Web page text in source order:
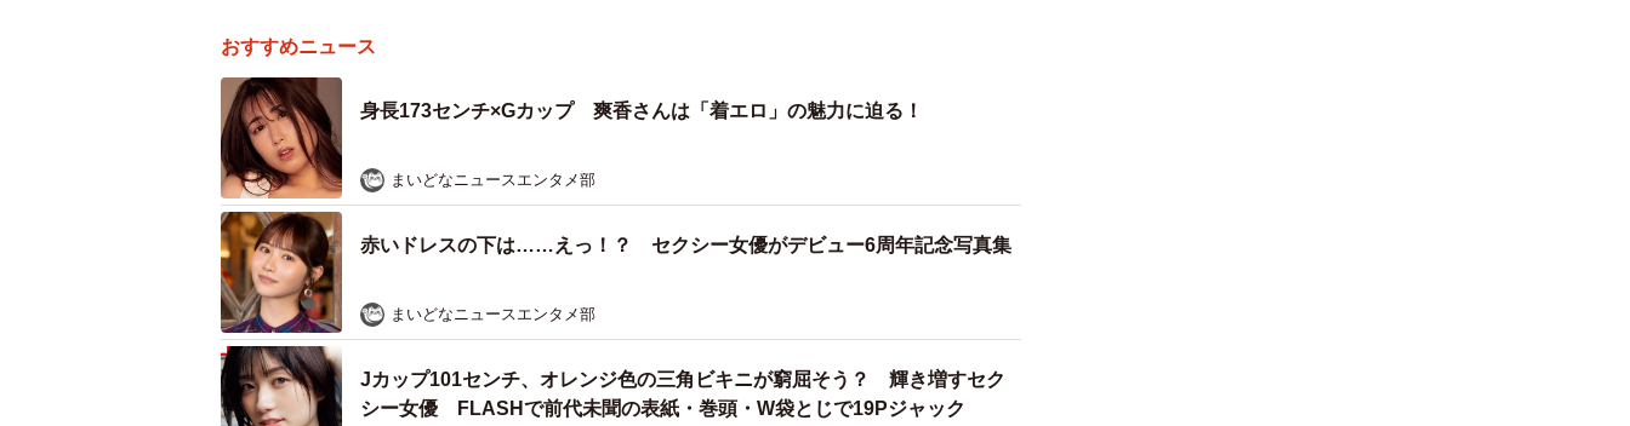
やすいからウハウハでしょう（笑）
ただし、法則性もなく、母数が増えれば埋もれやすくなるという大きなデメリットが。次の
流行りがすぐ来てしまえば空振りの可能性が一気に上がり、メーカーも売れると思って作品
を出した頃にはすっかり下火で……なんて悲しい事件も実際に起きます。
おすすめニュース
身長173センチ×Gカップ 爽香さんは「着エロ」の魅力に迫る！
まいどなニュースエンタメ部
赤いドレスの下は……えっ！？ セクシー女優がデビュー6周年記念写真集
まいどなニュースエンタメ部
Jカップ101センチ、オレンジ色の三角ビキニが窮屈そう？ 輝き増すセク
シー女優 FLASHで前代未聞の表紙・巻頭・W袋とじで19Pジャック